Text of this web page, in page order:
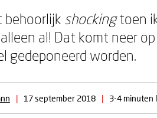
behoorlijk shockingtoen
al! Dat komt neer
gedeponeerd worden.
| 17 september 2018 | 3-4 minuten